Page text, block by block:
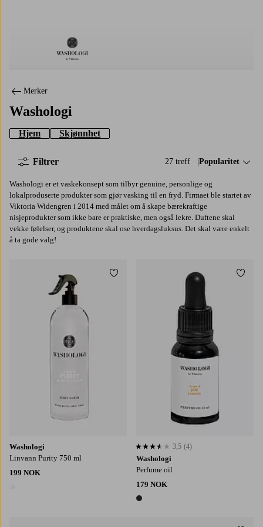
Merker
Washologi
Hjem Skjønnhet
27 treff Sorter på:
Popularitet
Filtrer
Washologi er et vaskekonsept som tilbyr genuine, personlige og
lokalproduserte produkter som gjør vasking til en fryd. Firmaet ble startet av
Viktoria Widengren i 2014 med målet om å skape bærekraftige
nisjeprodukter som ikke bare er praktiske, men også lekre. Duftene skal
vekke følelser, og produktene skal ose hverdagsluksus. Det skal være enkelt
å ta gode valg!
Washologi
Linvann Purity 750 ml
199 NOK
Legg til favoritter
Washologi
Perfume oil
179 NOK
1 farge
3,5 basert på 4 karaktergivninger
3,5 (4)